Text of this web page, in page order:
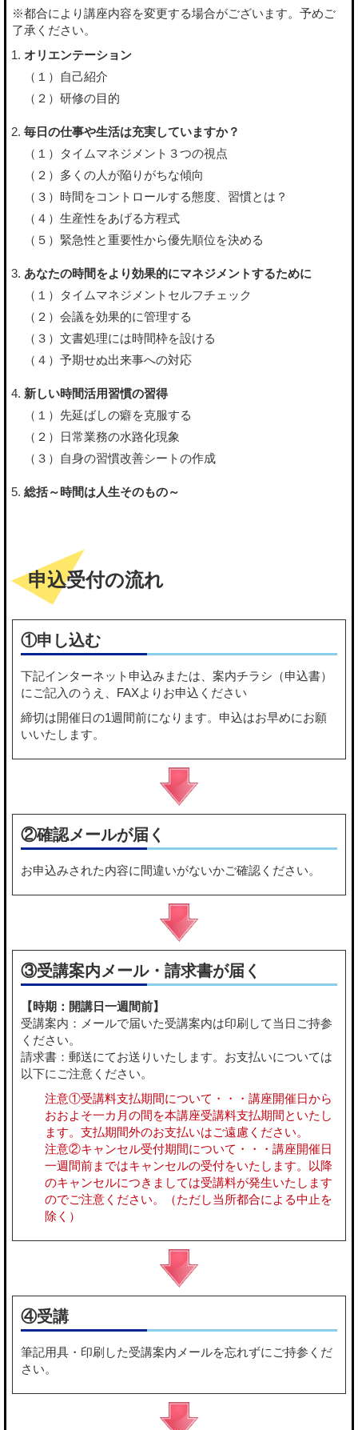
※都合により講座内容を変更する場合がございます。予めご
了承ください。
オリエンテーション
（１）自己紹介
（２）研修の目的
毎日の仕事や生活は充実していますか？
（１）タイムマネジメント３つの視点
（２）多くの人が陥りがちな傾向
（３）時間をコントロールする態度、習慣とは？
（４）生産性をあげる方程式
（５）緊急性と重要性から優先順位を決める
あなたの時間をより効果的にマネジメントするために
（１）タイムマネジメントセルフチェック
（２）会議を効果的に管理する
（３）文書処理には時間枠を設ける
（４）予期せぬ出来事への対応
新しい時間活用習慣の習得
（１）先延ばしの癖を克服する
（２）日常業務の水路化現象
（３）自身の習慣改善シートの作成
総括～時間は人生そのもの～
申込受付の流れ
①申し込む
下記インターネット申込み または、 案内チラシ（申込書）
にご記入のうえ、FAXよりお申込ください
締切は開催日の1週間前になります。申込はお早めにお願
いいたします。
②確認メールが届く
お申込みされた内容に間違いがないかご確認ください。
③受講案内メール・請求書が届く
【時期：開講日一週間前】
受講案内：メールで届いた受講案内は印刷して当日ご持参
ください。
請求書：郵送にてお送りいたします。お支払いについては
以下にご注意ください。
注意①受講料支払期間について・・・講座開催日から
おおよそ一カ月の間を本講座受講料支払期間といたし
ます。支払期間外のお支払いはご遠慮ください。
注意②キャンセル受付期間について・・・講座開催日
一週間前まではキャンセルの受付をいたします。以降
のキャンセルにつきましては受講料が発生いたします
のでご注意ください。（ただし当所都合による中止を
除く）
④受講
筆記用具・印刷した受講案内メールを忘れずにご持参くだ
さい。